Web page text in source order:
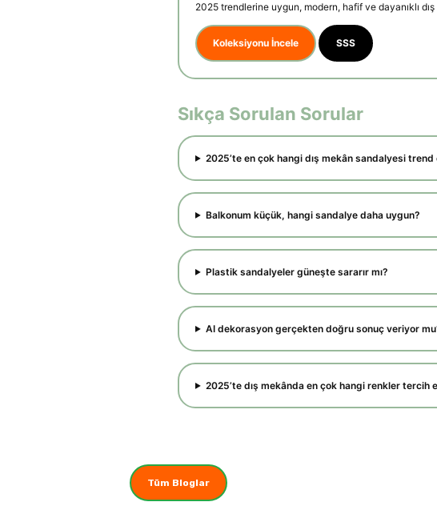
2025 trendlerine uygun, modern, hafif ve dayanıklı
Koleksiyonu İncele SSS
Sıkça Sorulan Sorular
2025’te en çok hangi dış mekân sandalyesi trend
Balkonum küçük, hangi sandalye daha uygun?
Plastik sandalyeler güneşte sararır mı?
AI dekorasyon gerçekten doğru sonuç veriyor
2025’te dış mekânda en çok hangi renkler tercih
Tüm Bloglar